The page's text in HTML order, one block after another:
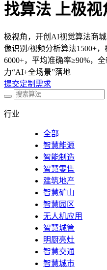
找算法 上极视
极视角，开创AI视觉算法商
像识别/视频分析算法1500+
6000+，平均准确率≥90%，
力“AI+全场景”落地
提交定制需求
行业
全部
智慧能源
智能制造
智慧零售
建筑地产
智慧矿山
智慧园区
无人机应用
智慧城管
明厨亮灶
智慧交通
智慧城市